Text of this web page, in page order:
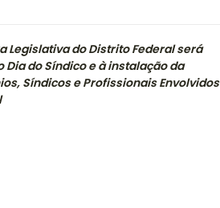
Legislativa do Distrito Federal será
do Síndico e à instalação da
Síndicos e Profissionais Envolvidos